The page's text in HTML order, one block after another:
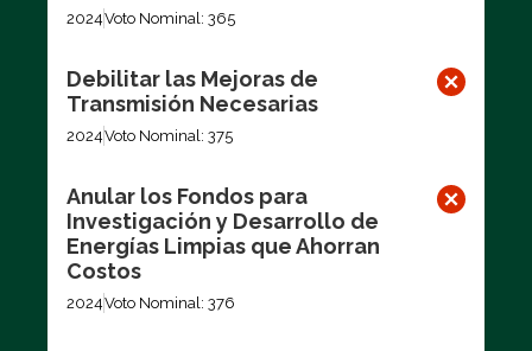
2024Voto Nominal: 365
Debilitar las Mejoras de
Transmisión Necesarias
2024Voto Nominal: 375
Anular los Fondos para
Investigación y Desarrollo de
Energías Limpias que Ahorran
Costos
2024Voto Nominal: 376